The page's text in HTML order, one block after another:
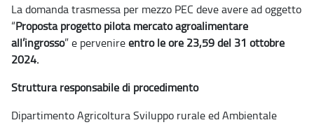
La domanda trasmessa per mezzo PEC deve avere ad oggetto
“Proposta progetto pilota mercato agroalimentare
all’ingrosso” e pervenireentro le ore 23,59 del 31 ottobre
2024.
Struttura responsabile di procedimento
Dipartimento Agricoltura Sviluppo rurale ed Ambientale